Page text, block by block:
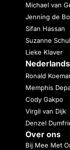
Michael van
Jenning de
Sifan Hassan
Suzanne
Lieke Klaver
Ronald
Memphis
Cody Gakpo
Virgil van Dijk
Denzel
Over ons
Bij Mee Met